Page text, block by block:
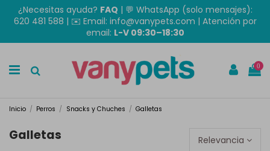
¿Necesitas ayuda? FAQ | 💬 WhatsApp (solo mensajes):
620 481 588 | ✉️ Email: info@vanypets.com | Atención por
email: L-V 09:30–18:30
0
Inicio Perros Snacks y Chuches Galletas
Galletas Relevancia